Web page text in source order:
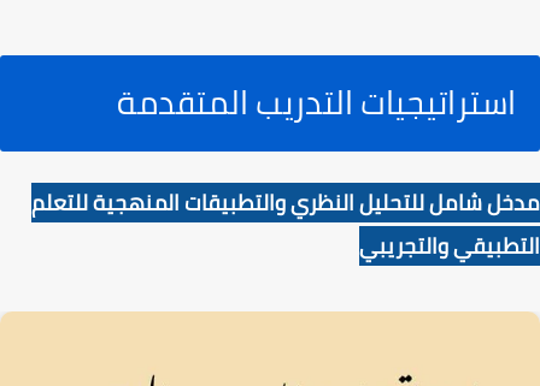
استراتيجيات التدريب المتقدمة
مدخل شامل للتحليل النظري والتطبيقات المنهجية للتعلم
التطبيقي والتجريبي